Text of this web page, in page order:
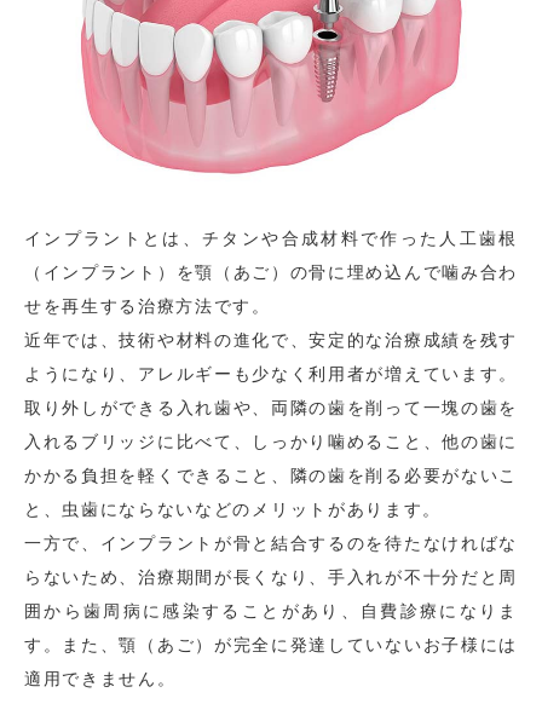
インプラントとは、チタンや合成材料で作った人工歯根
（インプラント）を顎（あご）の骨に埋め込んで噛み合わ
せを再生する治療方法です。
近年では、技術や材料の進化で、安定的な治療成績を残す
ようになり、アレルギーも少なく利用者が増えています。
取り外しができる入れ歯や、両隣の歯を削って一塊の歯を
入れるブリッジに比べて、しっかり噛めること、他の歯に
かかる負担を軽くできること、隣の歯を削る必要がないこ
と、虫歯にならないなどのメリットがあります。
一方で、インプラントが骨と結合するのを待たなければな
らないため、治療期間が長くなり、手入れが不十分だと周
囲から歯周病に感染することがあり、自費診療になりま
す。また、顎（あご）が完全に発達していないお子様には
適用できません。